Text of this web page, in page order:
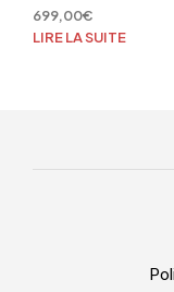
16Go, SSD 512Go, W11
699,00€
LIRE LA SUITE